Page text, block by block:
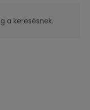
a keresésnek.